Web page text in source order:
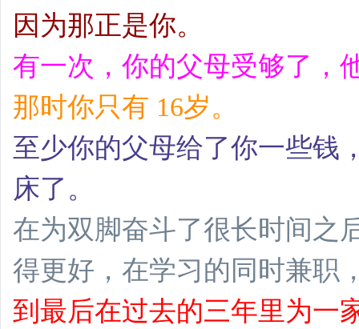
因为那正是你。
有一次，你的父母受够了，
那时你只有 16岁。
至少你的父母给了你一些钱
床了。
在为双脚奋斗了很长时间之
得更好，在学习的同时兼职
到最后在过去的三年里为一